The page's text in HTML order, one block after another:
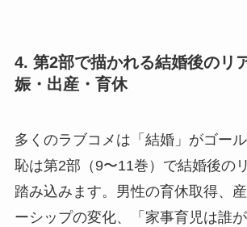
4. 第2部で描かれる結婚後の
娠・出産・育休
多くのラブコメは「結婚」がゴー
恥は第2部（9〜11巻）で結婚後の
踏み込みます。男性の育休取得、
ーシップの変化、「家事育児は誰